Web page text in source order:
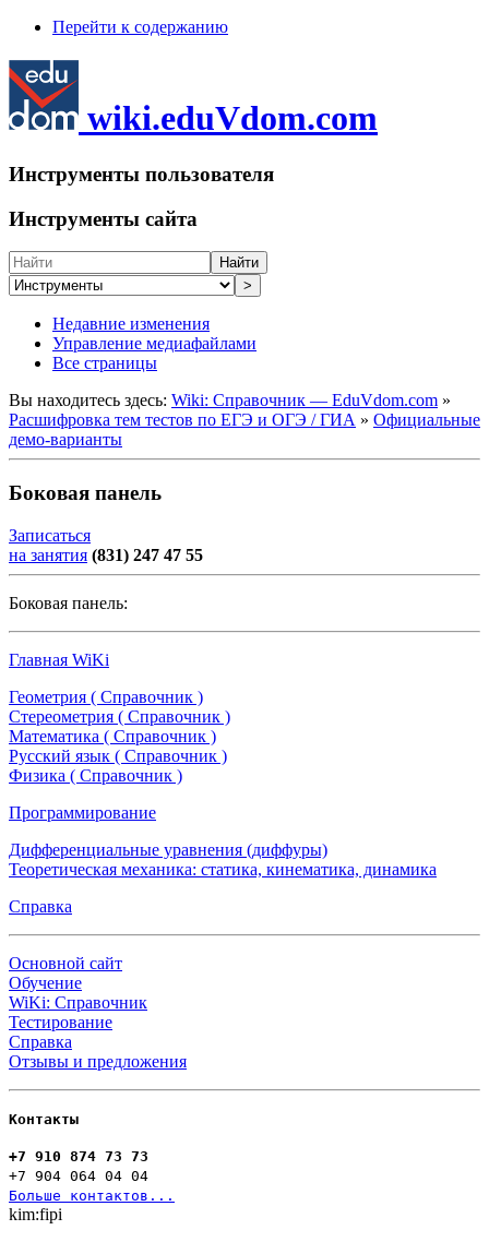
Перейти к содержанию
wiki.eduVdom.com
Инструменты пользователя
Инструменты сайта
Найти
>
Недавние изменения
Управление медиафайлами
Все страницы
Вы находитесь здесь: Wiki: Справочник — EduVdom.com »
Расшифровка тем тестов по ЕГЭ и ОГЭ / ГИА » Официальные
демо-варианты
Боковая панель
Записаться
на занятия (831) 247 47 55
Боковая панель:
Главная WiKi
Геометрия ( Справочник )
Стереометрия ( Справочник )
Математика ( Справочник )
Русский язык ( Справочник )
Физика ( Справочник )
Программирование
Дифференциальные уравнения (диффуры)
Теоретическая механика: статика, кинематика, динамика
Справка
Основной сайт
Обучение
WiKi: Справочник
Тестирование
Справка
Отзывы и предложения
Контакты
+7 910 874 73 73
+7 904 064 04 04
Больше контактов...
kim:fipi